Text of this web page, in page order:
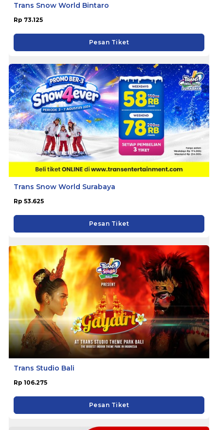
Trans Snow World Bintaro
Rp 73.125
Pesan Tiket
Trans Snow World Surabaya
Rp 53.625
Pesan Tiket
Trans Studio Bali
Rp 106.275
Pesan Tiket